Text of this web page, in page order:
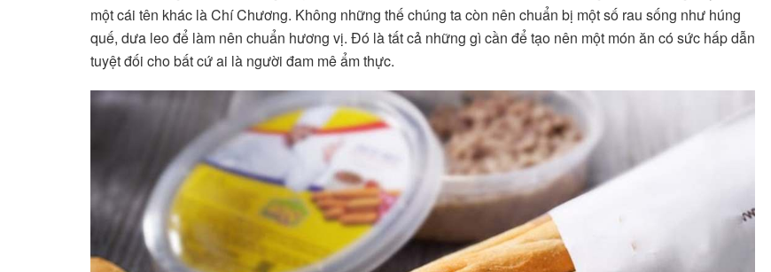
một cái tên khác là Chí Chương. Không những thế chúng ta còn nên chuẩn bị một số rau sống như húng
quế, dưa leo để làm nên chuẩn hương vị. Đó là tất cả những gì cần để tạo nên một món ăn có sức hấp dẫn
tuyệt đối cho bất cứ ai là người đam mê ẩm thực.